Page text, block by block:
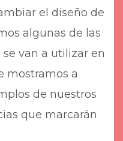
el diseño de
algunas de las
van a utilizar en
mostramos a
de nuestros
que marcarán